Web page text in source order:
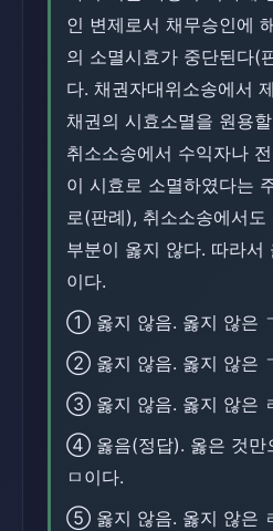
인 변제로서 채무승인에
의 소멸시효가 중단된다(
다. 채권자대위소송에서
채권의 시효소멸을 원용
취소소송에서 수익자나
이 시효로 소멸하였다는
로(판례), 취소소송에서
부분이 옳지 않다. 따라서
이다.
① 옳지 않음. 옳지 않은
② 옳지 않음. 옳지 않은
③ 옳지 않음. 옳지 않은
④ 옳음(정답). 옳은 것만
ㅁ이다.
⑤ 옳지 않음. 옳지 않은